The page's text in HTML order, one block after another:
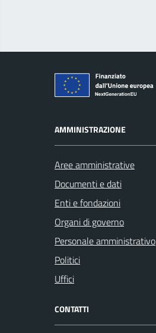
AMMINISTRAZIONE
Aree amministrative
Documenti e dati
Enti e fondazioni
Organi di governo
Personale amministrativo
Politici
Uffici
CONTATTI